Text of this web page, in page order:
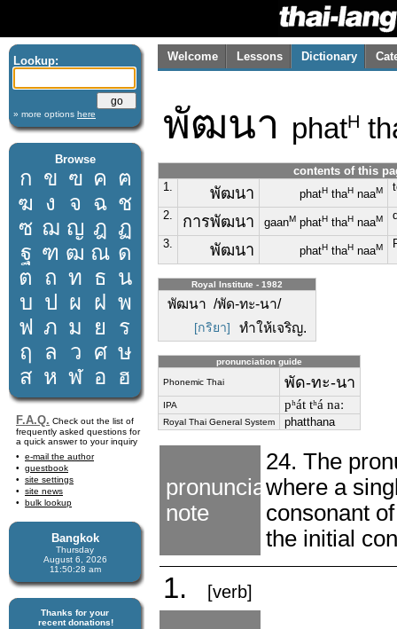
Lookup:
» more options here
Browse
ก ข ฃ ค ฅ
ฆ ง จ ฉ ช
ซ ฌ ญ ฎ ฏ
ฐ ฑ ฒ ณ ด
ต ถ ท ธ น
บ ป ผ ฝ พ
ฟ ภ ม ย
ร
ฤ
ล ว ศ ษ
ส ห ฬ อ ฮ
F.A.Q. Check out the list of
frequently asked questions for
a quick answer to your inquiry
e-mail the author
guestbook
site settings
site news
bulk lookup
Bangkok
Thursday
August 6, 2026
11:50:29 am
Thanks for your
recent donations!
Welcome Lessons Dictionary
พัฒนา phatH
contents of this
1.
พัฒนา phatH thaH naaM
2. การพัฒนา gaanM phatH thaH naaM
3. พัฒนา phatH thaH naaM
Royal Institute - 1982
พัฒนา /พัด-ทะ-นา/
[กริยา] ทำให้เจริญ.
pronunciation guide
Phonemic Thai พัด-ทะ-นา
IPA pʰát tʰá naː
Royal Thai General System phatthana
pronunciation
note
24. The
where a
consonant
the initial
1. [verb]